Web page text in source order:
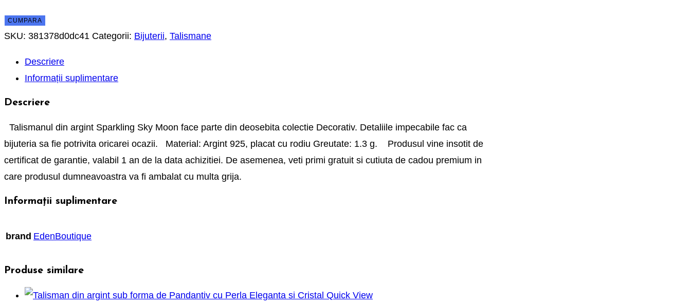
CUMPARA
SKU: 381378d0dc41 Categorii: Bijuterii, Talismane
Descriere
Informații suplimentare
Descriere
Talismanul din argint Sparkling Sky Moon face parte din deosebita colectie Decorativ. Detaliile impecabile fac ca
bijuteria sa fie potrivita oricarei ocazii. Material: Argint 925, placat cu rodiu Greutate: 1.3 g. Produsul vine insotit de
certificat de garantie, valabil 1 an de la data achizitiei. De asemenea, veti primi gratuit si cutiuta de cadou premium in
care produsul dumneavoastra va fi ambalat cu multa grija.
Informații suplimentare
brand EdenBoutique
Produse similare
Quick View